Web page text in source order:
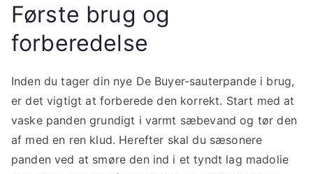
Første brug og
forberedelse
Inden du tager din nye De Buyer-sauterpande i brug,
er det vigtigt at forberede den korrekt. Start med at
vaske panden grundigt i varmt sæbevand og tør den
af med en ren klud. Herefter skal du sæsonere
panden ved at smøre den ind i et tyndt lag madolie